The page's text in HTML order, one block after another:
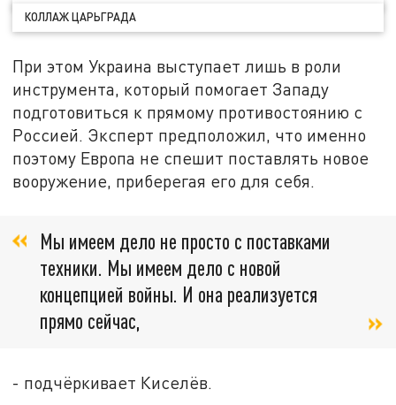
КОЛЛАЖ ЦАРЬГРАДА
При этом Украина выступает лишь в роли
инструмента, который помогает Западу
подготовиться к прямому противостоянию с
Россией. Эксперт предположил, что именно
поэтому Европа не спешит поставлять новое
вооружение, приберегая его для себя.
Мы имеем дело не просто с поставками
техники. Мы имеем дело с новой
концепцией войны. И она реализуется
прямо сейчас,
- подчёркивает Киселёв.